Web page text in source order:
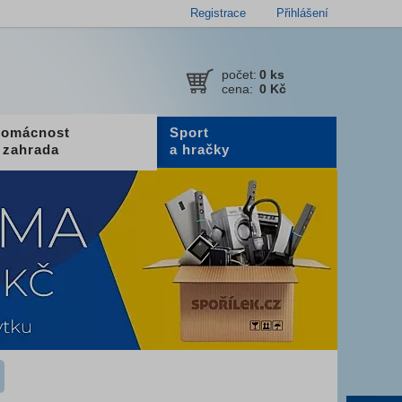
Registrace Přihlášení
počet: 0 ks
cena: 0 Kč
zahrada
Sport
a hračky